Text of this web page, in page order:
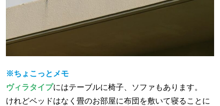
※ちょこっとメモ
ヴィラタイプにはテーブルに椅子、ソファもあります。
けれどベッドはなく畳のお部屋に布団を敷いて寝ることに